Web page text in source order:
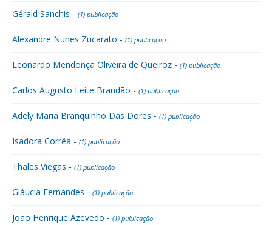
Gérald Sanchis - (1) publicação
Alexandre Nunes Zucarato - (1) publicação
Leonardo Mendonça Oliveira de Queiroz - (1) publicação
Carlos Augusto Leite Brandão - (1) publicação
Adely Maria Branquinho Das Dores - (1) publicação
Isadora Corrêa - (1) publicação
Thales Viegas - (1) publicação
Gláucia Fernandes - (1) publicação
João Henrique Azevedo - (1) publicação